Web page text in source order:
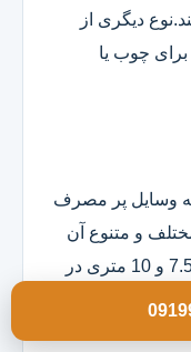
دیگری از
چوب یا
وسایل پر مصرف
و متنوع آن
در مغازه موجود باشد.انواع مختلف 3 5 7.5 و 10 متری در